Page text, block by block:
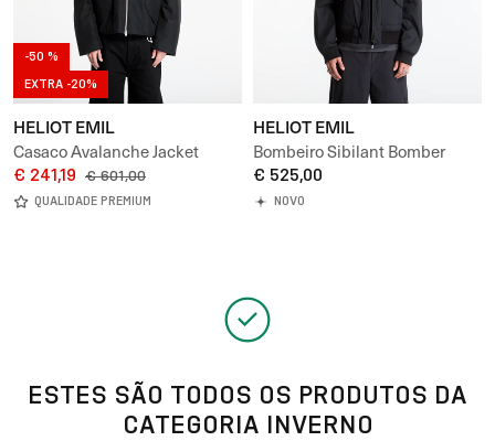
-50 %
EXTRA -20%
HELIOT EMIL
Casaco Avalanche Jacket
€ 241,19 € 601,00
QUALIDADE PREMIUM
HELIOT EMIL
Bombeiro Sibilant Bomber
UNISEX
€ 525,00
NOVO
ESTES SÃO TODOS OS PRODUTOS DA
CATEGORIA INVERNO